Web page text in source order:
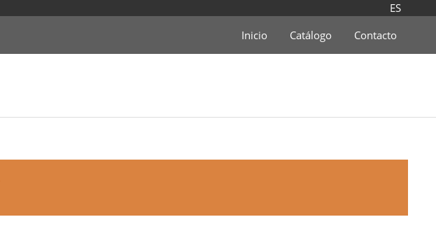
ES
Inicio
Catálogo Contacto